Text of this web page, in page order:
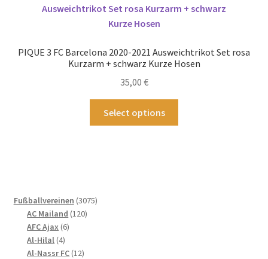
Die
auf
gewählt
PIQUE 3 FC Barcelona 2020-2021 Ausweichtrikot Set rosa
Kurzarm + schwarz Kurze Hosen
35,00 €
Select options
Fußballvereinen 30753075
AC Mailand 120120
AFC Ajax 66
Al-Hilal 44
Produkte
Al-Nassr FC 1212